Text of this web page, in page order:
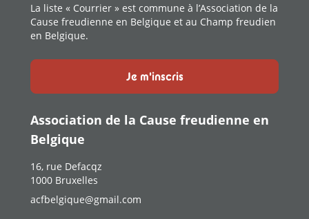
La liste « Courrier » est commune à l’Association de la
Cause freudienne en Belgique et au Champ freudien
en Belgique.
Je m'inscris
Association de la Cause freudienne en
Belgique
16, rue Defacqz
1000 Bruxelles
acfbelgique@gmail.com